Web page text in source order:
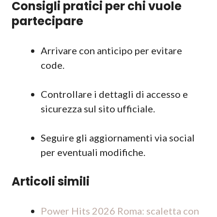
Consigli pratici per chi vuole
partecipare
Arrivare con anticipo per evitare
code.
Controllare i dettagli di accesso e
sicurezza sul sito ufficiale.
Seguire gli aggiornamenti via social
per eventuali modifiche.
Articoli simili
Power Hits 2026 Roma: scaletta con